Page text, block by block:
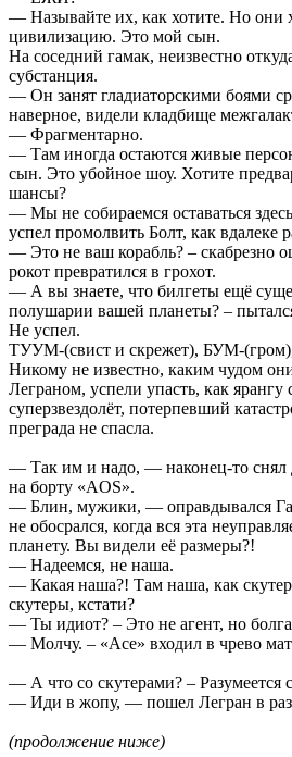
— Называйте их, как хотите. Но они
цивилизацию. Это мой сын.
На соседний гамак, неизвестно
субстанция.
— Он занят гладиаторскими боями
наверное, видели кладбище
— Фрагментарно.
— Там иногда остаются живые
сын. Это убойное шоу. Хотите
шансы?
— Мы не собираемся оставаться
успел промолвить Болт, как вдалеке
— Это не ваш корабль? – скабрезно
рокот превратился в грохот.
— А вы знаете, что билгеты ещё
полушарии вашей планеты? –
Не успел.
ТУУМ-(свист и скрежет), БУМ-
Никому не известно, каким чудом
Леграном, успели упасть, как ярангу
суперзвездолёт, потерпевший
преграда не спасла.
— Так им и надо, — наконец-то
на борту «AOS».
— Блин, мужики, — оправдывался
не обосрался, когда вся эта
планету. Вы видели её размеры?!
— Надеемся, не наша.
— Какая наша?! Там наша, как
скутеры, кстати?
— Ты идиот? – Это не агент, но
— Молчу. – «Ace» входил в чрево
— А что со скутерами? – Разумеется
— Иди в жопу, — пошел Легран в
(продолжение ниже)